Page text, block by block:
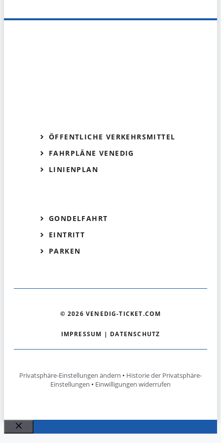
ÖFFENTLICHE VERKEHRSMITTEL
FAHRPLÄNE VENEDIG
LINIENPLAN
GONDELFAHRT
EINTRITT
PARKEN
© 2026 VENEDIG-TICKET.COM
IMPRESSUM | DATENSCHUTZ
Privatsphäre-Einstellungen ändern • Historie der Privatsphäre-
Einstellungen • Einwilligungen widerrufen
Schließen